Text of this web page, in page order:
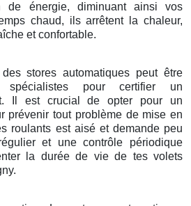
de énergie, diminuant ainsi vos
chaud, ils arrêtent la chaleur,
et confortable.
stores automatiques peut être
pour certifier un
Il est crucial de opter pour un
prévenir tout problème de mise en
roulants est aisé et demande peu
et une contrôle périodique
la durée de vie de tes volets